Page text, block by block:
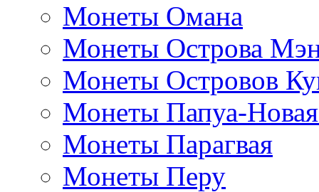
Монеты Омана
Монеты Острова
Монеты Островов
Монеты Папуа-
Монеты Парагвая
Монеты Перу